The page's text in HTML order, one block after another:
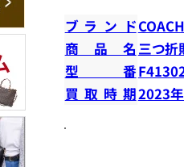
ブランドCOACH
商品名 三つ折
型番
買取時期2023